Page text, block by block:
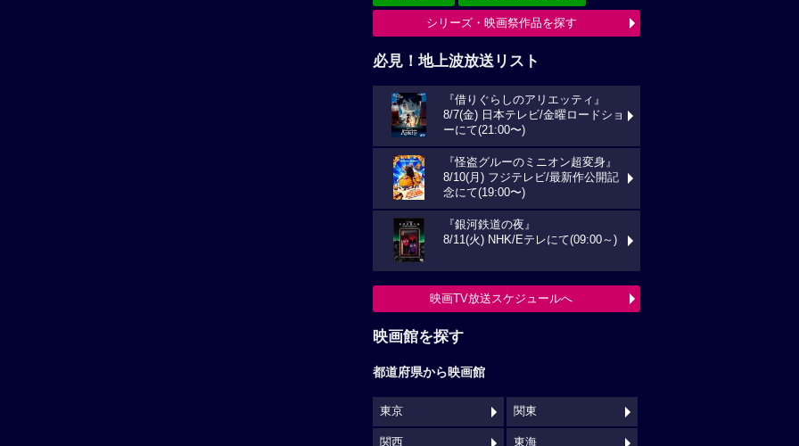
シリーズ・映画祭作品を探す
必見！地上波放送リスト
『借りぐらしのアリエッティ』
8/7(金) 日本テレビ/金曜ロードショ
ーにて(21:00〜)
『怪盗グルーのミニオン超変身』
8/10(月) フジテレビ/最新作公開記
念にて(19:00〜)
『銀河鉄道の夜』
8/11(火) NHK/Eテレにて(09:00～)
映画TV放送スケジュールへ
映画館を探す
都道府県から映画館
東京 関東
関西 東海